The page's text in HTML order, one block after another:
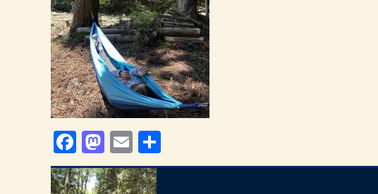
Facebook
Mastodon
Email
有